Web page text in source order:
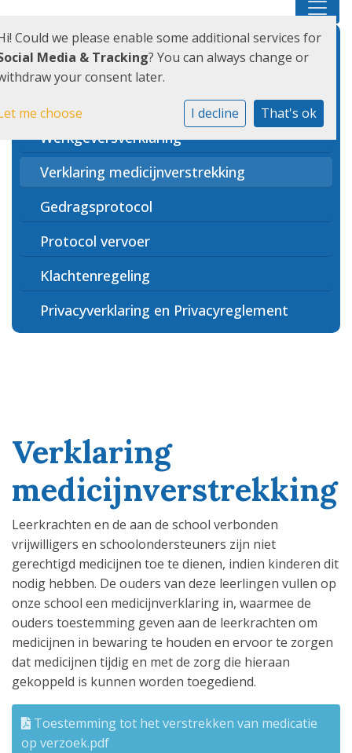
Schoolondersteuningsprofiel
Verlofaanvraag gewichtige
Werkgeversverklaring
Verklaring medicijnverstrekking
Gedragsprotocol
Protocol vervoer
Klachtenregeling
Privacyverklaring en Privacyreglement
Verklaring
medicijnverstrekking
Leerkrachten en de aan de school verbonden
vrijwilligers en schoolondersteuners zijn niet
gerechtigd medicijnen toe te dienen, indien kinderen dit
nodig hebben. De ouders van deze leerlingen vullen op
onze school een medicijnverklaring in, waarmee de
ouders toestemming geven aan de leerkrachten om
medicijnen in bewaring te houden en ervoor te zorgen
dat medicijnen tijdig en met de zorg die hieraan
gekoppeld is kunnen worden toegediend.
Toestemming tot het verstrekken van medicatie
op verzoek.pdf
Could we please enable some additional services for
Media & Tracking? You can always change or
your consent later.
me choose I decline That's ok